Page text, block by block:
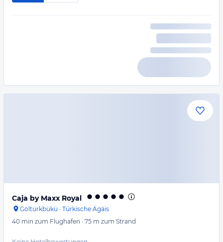
Caja by Maxx Royal
Göltürkbükü · Türkische Ägäis
40 min zum Flughafen · 75 m zum Strand